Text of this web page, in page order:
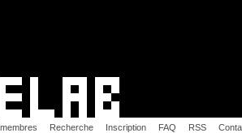
Recherche Inscription FAQ RSS